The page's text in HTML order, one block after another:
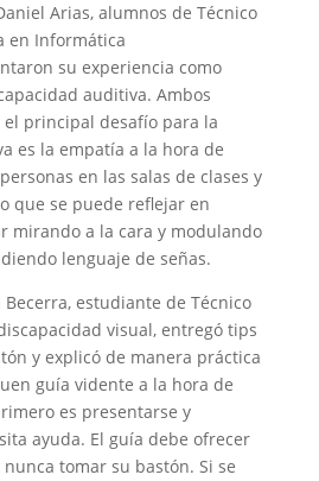
Arias, alumnos de Técnico
en Informática
su experiencia como
auditiva. Ambos
principal desafío para la
es la empatía a la hora de
en las salas de clases y
que se puede reflejar en
mirando a la cara y modulando
lenguaje de señas.
Becerra, estudiante de Técnico
visual, entregó tips
y explicó de manera práctica
guía vidente a la hora de
es presentarse y
ayuda. El guía debe ofrecer
tomar su bastón. Si se